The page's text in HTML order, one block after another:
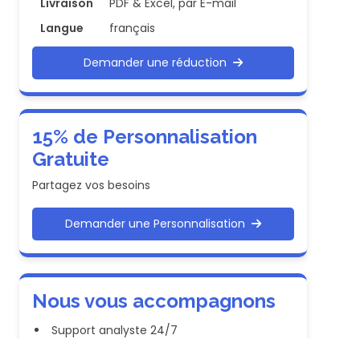
Langue
français
Demander une réduction
15% de Personnalisation
Gratuite
Partagez vos besoins
Demander une Personnalisation
Nous vous accompagnons
Support analyste 24/7